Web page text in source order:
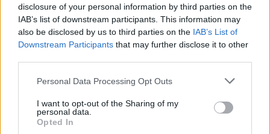
disclosure of your personal information by third parties on the
IAB’s list of downstream participants. This information may
also be disclosed by us to third parties on the IAB’s List of
Downstream Participants that may further disclose it to other
Please note that this website/app uses one or more Google
not limited to your visit or usage behaviour. You may click to
grant or deny consent to Google and its third-party tags to
use your data for below specified purposes in below Google
Personal Data Processing Opt Outs
I want to opt-out of the Sharing of my
personal data.
Opted In
11/03/2026
Από την Περούτζια του 2000
στο σήμερα: Tο τρίτο
ευρωπαϊκό ραντεβού του
Παναθηναϊκού με την
ιστορία
ΗΛΙΑΣ ΠΑΠΑΪΩΑΝΝΟΥ